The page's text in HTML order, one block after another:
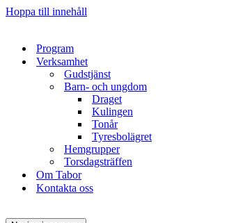
Hoppa till innehåll
Program
Verksamhet
Gudstjänst
Barn- och ungdom
Draget
Kulingen
Tonår
Tyresbolägret
Hemgrupper
Torsdagsträffen
Om Tabor
Kontakta oss